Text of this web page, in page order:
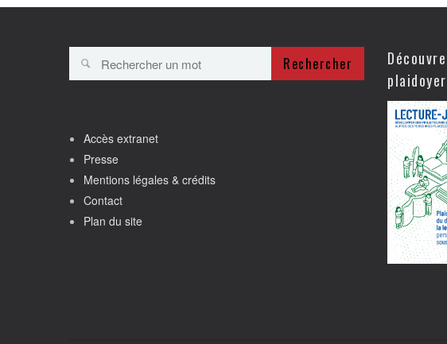
Rechercher
Accès extranet
Presse
Mentions légales & crédits
Contact
Plan du site
plaidoyer